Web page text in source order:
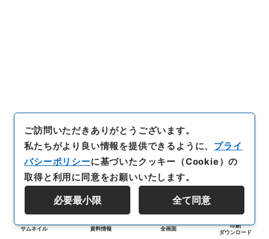
サムネイル 資料情報 全画面
印刷
ダウンロード
ご訪問いただきありがとうございます。
私たちがより良い情報を提供できるように、 プライ
バシーポリシーに基づいたクッキー（Cookie）の
取得と利用に同意をお願いいたします。
必要最小限 全て同意